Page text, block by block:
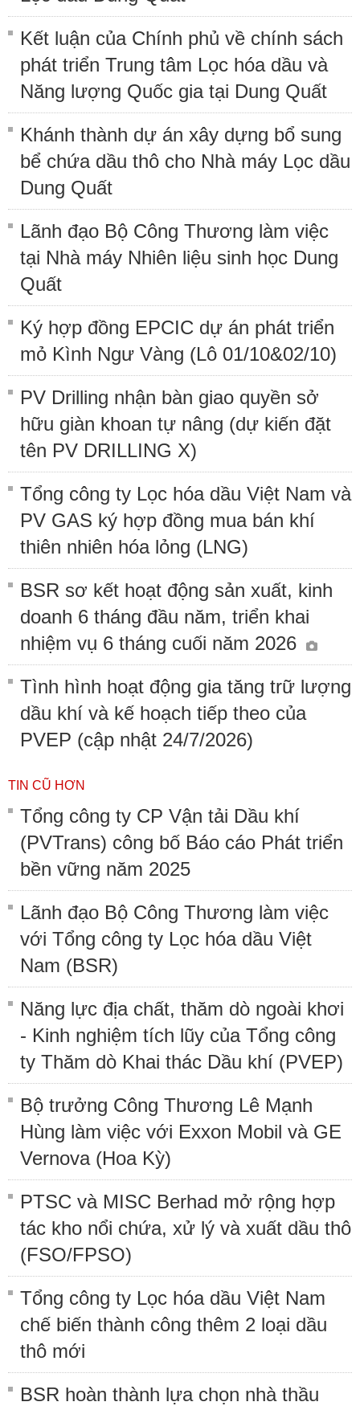
Kết luận của Chính phủ về chính sách
phát triển Trung tâm Lọc hóa dầu và
Năng lượng Quốc gia tại Dung Quất
Khánh thành dự án xây dựng bổ sung
bể chứa dầu thô cho Nhà máy Lọc dầu
Dung Quất
Lãnh đạo Bộ Công Thương làm việc
tại Nhà máy Nhiên liệu sinh học Dung
Quất
Ký hợp đồng EPCIC dự án phát triển
mỏ Kình Ngư Vàng (Lô 01/10&02/10)
PV Drilling nhận bàn giao quyền sở
hữu giàn khoan tự nâng (dự kiến đặt
tên PV DRILLING X)
Tổng công ty Lọc hóa dầu Việt Nam và
PV GAS ký hợp đồng mua bán khí
thiên nhiên hóa lỏng (LNG)
BSR sơ kết hoạt động sản xuất, kinh
doanh 6 tháng đầu năm, triển khai
nhiệm vụ 6 tháng cuối năm 2026
Tình hình hoạt động gia tăng trữ lượng
dầu khí và kế hoạch tiếp theo của
PVEP (cập nhật 24/7/2026)
TIN CŨ HƠN
Tổng công ty CP Vận tải Dầu khí
(PVTrans) công bố Báo cáo Phát triển
bền vững năm 2025
Lãnh đạo Bộ Công Thương làm việc
với Tổng công ty Lọc hóa dầu Việt
Nam (BSR)
Năng lực địa chất, thăm dò ngoài khơi
- Kinh nghiệm tích lũy của Tổng công
ty Thăm dò Khai thác Dầu khí (PVEP)
Bộ trưởng Công Thương Lê Mạnh
Hùng làm việc với Exxon Mobil và GE
Vernova (Hoa Kỳ)
PTSC và MISC Berhad mở rộng hợp
tác kho nổi chứa, xử lý và xuất dầu thô
(FSO/FPSO)
Tổng công ty Lọc hóa dầu Việt Nam
chế biến thành công thêm 2 loại dầu
thô mới
BSR hoàn thành lựa chọn nhà thầu